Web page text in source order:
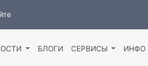
БЛОГИ СЕРВИСЫ ИНФО